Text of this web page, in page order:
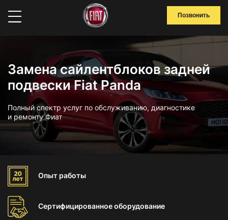
Позвонить
Замена сайлентблоков задней
подвески Fiat Panda
Полный спектр услуг по обслуживанию, диагностике
и ремонту Фиат
Опыт работы
Сертифицированноеоборудование